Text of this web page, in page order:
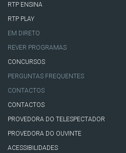
RTP ENSINA
RTP PLAY
EM DIRETO
REVER PROGRAMAS
CONCURSOS
PERGUNTAS FREQUENTES
CONTACTOS
CONTACTOS
PROVEDORA DO TELESPECTADOR
PROVEDORA DO OUVINTE
ACESSIBILIDADES